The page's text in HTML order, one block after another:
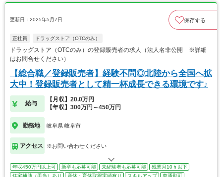
更新日：2025年5月7日 保存する
正社員 ドラッグストア（OTCのみ）
ドラッグストア（OTCのみ）の登録販売者の求人（法人名非公開 ※詳細
はお問合せください）
【総合職／登録販売者】経験不問◎北陸から全国へ拡
大中！登録販売者として精一杯成長できる環境です♪
給与
【月収】20.0万円
【年収】300万円～450万円
勤務地 岐阜県 岐阜市
アクセス ※お問い合わせください
年収450万円以上可 新卒も応募可能 未経験者も応募可能
残業月10ｈ以下